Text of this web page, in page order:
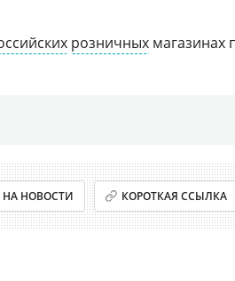
розничных магазинах
НОВОСТИ КОРОТКАЯ ССЫЛКА